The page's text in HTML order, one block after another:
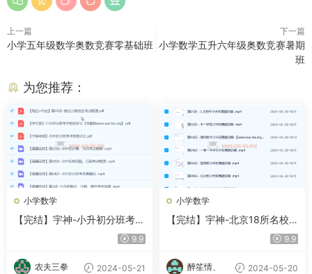
上一篇
小学五年级数学奥数竞赛零基础班
下一篇
小学数学五升六年级奥数竞赛暑期
班
为您推荐：
小学数学
【完结】宇神-小升初分班考冲
9.9
农夫三拳 2024-05-21
小学数学
【完结】宇神-北京18所名校
小升初考试真题卷讲解 18节视
9.9
醉笙情、 2024-05-20